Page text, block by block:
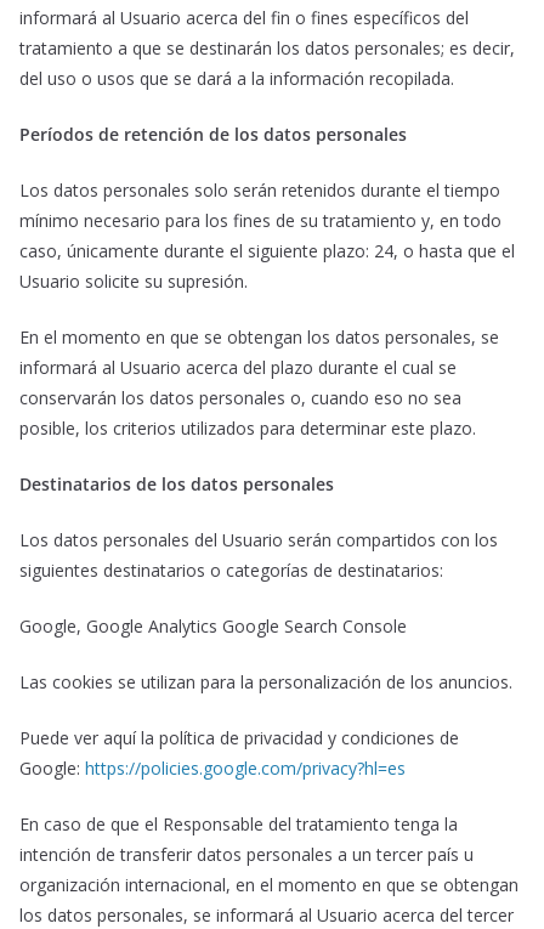
informará al Usuario acerca del fin o fines específicos del
tratamiento a que se destinarán los datos personales; es decir,
del uso o usos que se dará a la información recopilada.
Períodos de retención de los datos personales
Los datos personales solo serán retenidos durante el tiempo
mínimo necesario para los fines de su tratamiento y, en todo
caso, únicamente durante el siguiente plazo: 24, o hasta que el
Usuario solicite su supresión.
En el momento en que se obtengan los datos personales, se
informará al Usuario acerca del plazo durante el cual se
conservarán los datos personales o, cuando eso no sea
posible, los criterios utilizados para determinar este plazo.
Destinatarios de los datos personales
Los datos personales del Usuario serán compartidos con los
siguientes destinatarios o categorías de destinatarios:
Google, Google Analytics Google Search Console
Las cookies se utilizan para la personalización de los anuncios.
Puede ver aquí la política de privacidad y condiciones de
Google: https://policies.google.com/privacy?hl=es
En caso de que el Responsable del tratamiento tenga la
intención de transferir datos personales a un tercer país u
organización internacional, en el momento en que se obtengan
los datos personales, se informará al Usuario acerca del tercer